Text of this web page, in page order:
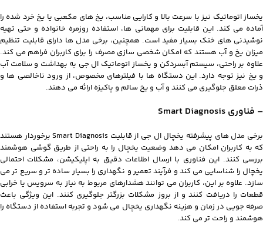
یخساز اتوماتیک نیز با سرعت بالا و کارایی مناسب، یخ‌ های مکعبی یا یخ خرد شده را
آماده می‌ کند. این قابلیت برای مهمانی‌ ها، استفاده روزمره خانواده و حتی تهیه
نوشیدنی‌ های خنک بسیار مفید است. همچنین، برخی مدل‌ ها دارای قابلیت تنظیم
میزان یخ و آب هستند که امکان شخصی‌ سازی مصرف را برای کاربران فراهم می‌ کند.
علاوه بر راحتی، سیستم آبسردکن و یخساز اتوماتیک ال جی به بهداشت و سلامت آب
و یخ نیز توجه دارد. این دستگاه‌ ها با فیلترهای مخصوص، از ورود ناخالصی‌ ها و
ذرات معلق جلوگیری می‌ کنند و آب و یخ سالم و پاکیزه ارائه می‌ دهند.
– فناوری Smart Diagnosis
برخی مدل های پیشرفته یخچال ال جی از قابلیت Smart Diagnosis برخوردار هستند
که به کاربران امکان می دهد وضعیت یخچال را به راحتی از طریق گوشی هوشمند
بررسی کنند. این فناوری با ارسال اطلاعات دقیق به اپلیکیشن، مشکلات احتمالی
یخچال را شناسایی می کند و فرآیند تعمیر و نگهداری را بسیار ساده تر و سریع تر می
سازد. علاوه بر این، کاربران می توانند هشدارهای مربوط به نیاز به سرویس یا خرابی
قطعات را دریافت کنند و از بروز مشکلات بزرگتر جلوگیری کنند. این ویژگی باعث
صرفه جویی در زمان و هزینه نگهداری یخچال می شود و تجربه استفاده از دستگاه را
هوشمند و راحت تر می کند.